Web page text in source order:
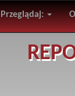
Przeglądaj: